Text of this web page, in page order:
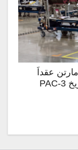
عقداً
بقيمة 58.62 مليار دولار لإنتاج صواريخ PAC-3